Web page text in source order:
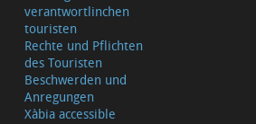
verantwortlinchen
touristen
Rechte und Pflichten
des Touristen
Beschwerden und
Anregungen
Xàbia accessible